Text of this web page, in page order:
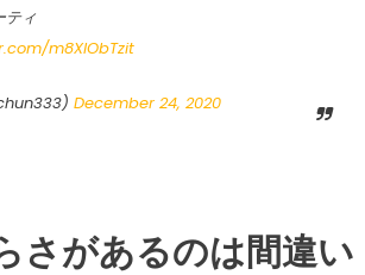
ティ
m8XlObTzit
December 24, 2020
さがあるのは間違い